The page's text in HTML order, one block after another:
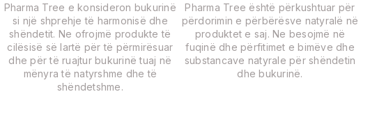
Pharma Tree e konsideron bukurinë
si një shprehje të harmonisë dhe
shëndetit. Ne ofrojmë produkte të
cilësisë së lartë për të përmirësuar
dhe për të ruajtur bukurinë tuaj në
mënyra të natyrshme dhe të
shëndetshme.
Pharma Tree është përkushtuar për
përdorimin e përbërësve natyralë në
produktet e saj. Ne besojmë në
fuqinë dhe përfitimet e bimëve dhe
substancave natyrale për shëndetin
dhe bukurinë.